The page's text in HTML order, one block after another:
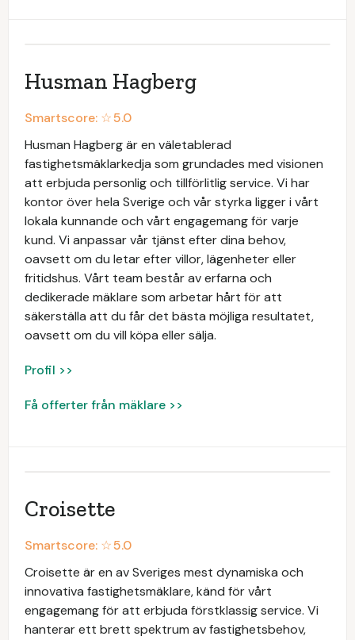
Husman Hagberg
Smartscore: ☆5.0
Husman Hagberg är en väletablerad
fastighetsmäklarkedja som grundades med visionen
att erbjuda personlig och tillförlitlig service. Vi har
kontor över hela Sverige och vår styrka ligger i vårt
lokala kunnande och vårt engagemang för varje
kund. Vi anpassar vår tjänst efter dina behov,
oavsett om du letar efter villor, lägenheter eller
fritidshus. Vårt team består av erfarna och
dedikerade mäklare som arbetar hårt för att
säkerställa att du får det bästa möjliga resultatet,
oavsett om du vill köpa eller sälja.
Profil >>
Få offerter från mäklare >>
Croisette
Smartscore: ☆5.0
Croisette är en av Sveriges mest dynamiska och
innovativa fastighetsmäklare, känd för vårt
engagemang för att erbjuda förstklassig service. Vi
hanterar ett brett spektrum av fastighetsbehov,